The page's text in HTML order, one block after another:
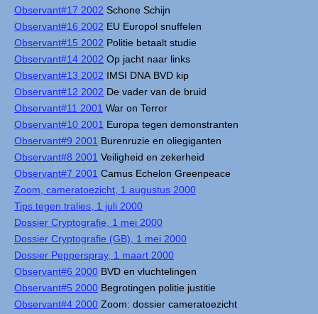
Observant#17 2002 Schone Schijn
Observant#16 2002 EU Europol snuffelen
Observant#15 2002 Politie betaalt studie
Observant#14 2002 Op jacht naar links
Observant#13 2002 IMSI DNA BVD kip
Observant#12 2002 De vader van de bruid
Observant#11 2001 War on Terror
Observant#10 2001 Europa tegen demonstranten
Observant#9 2001 Burenruzie en oliegiganten
Observant#8 2001 Veiligheid en zekerheid
Observant#7 2001 Camus Echelon Greenpeace
Zoom, cameratoezicht, 1 augustus 2000
Tips tegen tralies, 1 juli 2000
Dossier Cryptografie, 1 mei 2000
Dossier Cryptografie (GB), 1 mei 2000
Dossier Pepperspray, 1 maart 2000
Observant#6 2000 BVD en vluchtelingen
Observant#5 2000 Begrotingen politie justitie
Observant#4 2000 Zoom: dossier cameratoezicht